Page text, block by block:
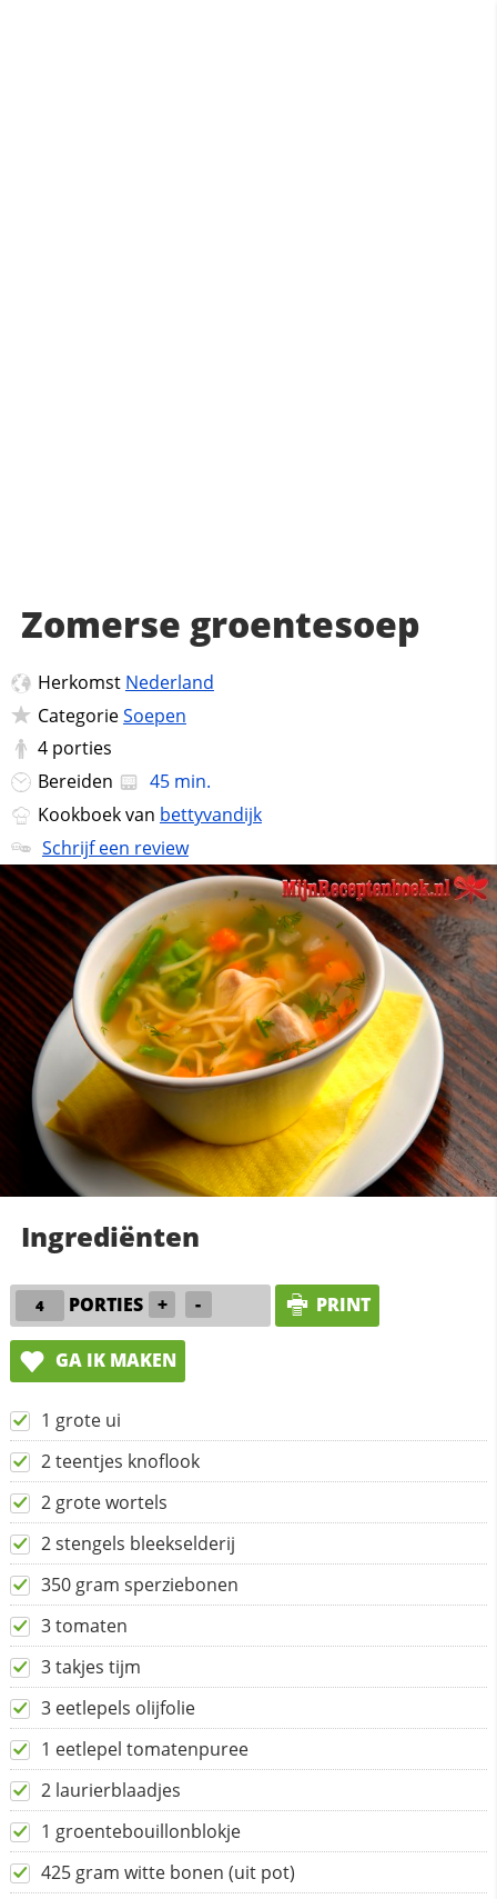
Zomerse groentesoep
Herkomst Nederland
CategorieSoepen
4 porties
Bereiden
45 min.
Kookboek van bettyvandijk
Schrijf een review
Ingrediënten
PORTIES + - PRINT
GA IK MAKEN
1 grote ui
2 teentjes knoflook
2 grote wortels
2 stengels bleekselderij
350 gram sperziebonen
3 tomaten
3 takjes tijm
3 eetlepels olijfolie
1 eetlepel tomatenpuree
2 laurierblaadjes
1 groentebouillonblokje
425 gram witte bonen (uit pot)